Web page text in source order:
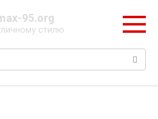
95.org
стилю